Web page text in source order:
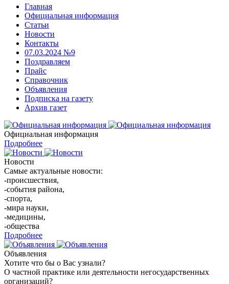
Главная
Официальная информация
Статьи
Новости
Контакты
07.03.2024 №9
Поздравляем
Прайс
Справочник
Объявления
Подписка на газету
Архив газет
Официальная информация
Подробнее
Новости
Самые актуальные новости:
-происшествия,
-события района,
-спорта,
-мира науки,
-медицины,
-общества
Подробнее
Объявления
Хотите что бы о Вас узнали?
О частной практике или деятельности негосударственных
организаций?